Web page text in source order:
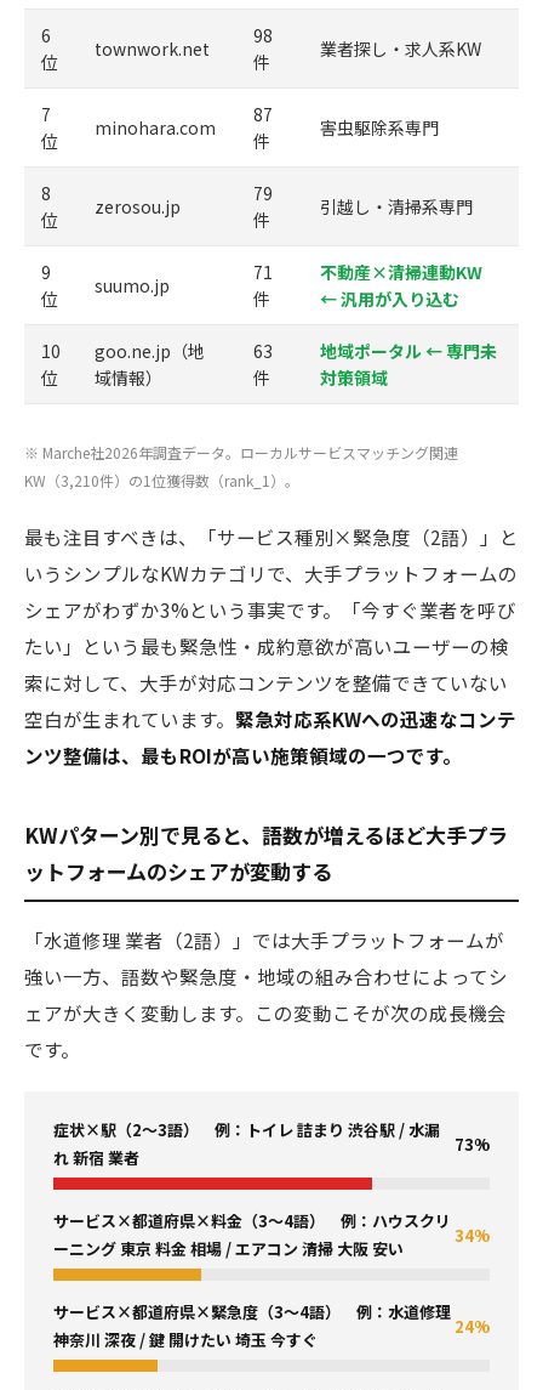
6
位
townwork.net
98
件
業者探し・求人系KW
7
位
minohara.com
87
件
害虫駆除系専門
8
位
zerosou.jp
79
件
引越し・清掃系専門
9
位
suumo.jp
71
件
不動産×清掃連動KW
← 汎用が入り込む
10
位
goo.ne.jp（地
域情報）
63
件
地域ポータル ← 専門未
対策領域
※ Marche社2026年調査データ。ローカルサービスマッチング関連
KW（3,210件）の1位獲得数（rank_1）。
最も注目すべきは、「サービス種別×緊急度（2語）」と
いうシンプルなKWカテゴリで、大手プラットフォームの
シェアがわずか3%という事実です。「今すぐ業者を呼び
たい」という最も緊急性・成約意欲が高いユーザーの検
索に対して、大手が対応コンテンツを整備できていない
空白が生まれています。 緊急対応系KWへの迅速なコンテ
ンツ整備は、最もROIが高い施策領域の一つです。
KWパターン別で見ると、語数が増えるほど大手プラ
ットフォームのシェアが変動する
「水道修理 業者（2語）」では大手プラットフォームが
強い一方、語数や緊急度・地域の組み合わせによってシ
ェアが大きく変動します。この変動こそが次の成長機会
です。
症状×駅（2〜3語） 例：トイレ 詰まり 渋谷駅 / 水漏
れ 新宿 業者
73%
サービス×都道府県×料金（3〜4語） 例：ハウスクリ
ーニング 東京 料金 相場 / エアコン 清掃 大阪 安い
34%
サービス×都道府県×緊急度（3〜4語） 例：水道修理
神奈川 深夜 / 鍵 開けたい 埼玉 今すぐ
24%